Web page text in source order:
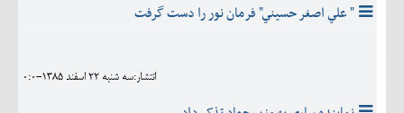
" علي اصغر حسيني" فرمان نور را دست گرفت
انتشار:سه شنبه 22 اسفند 1385-0:0